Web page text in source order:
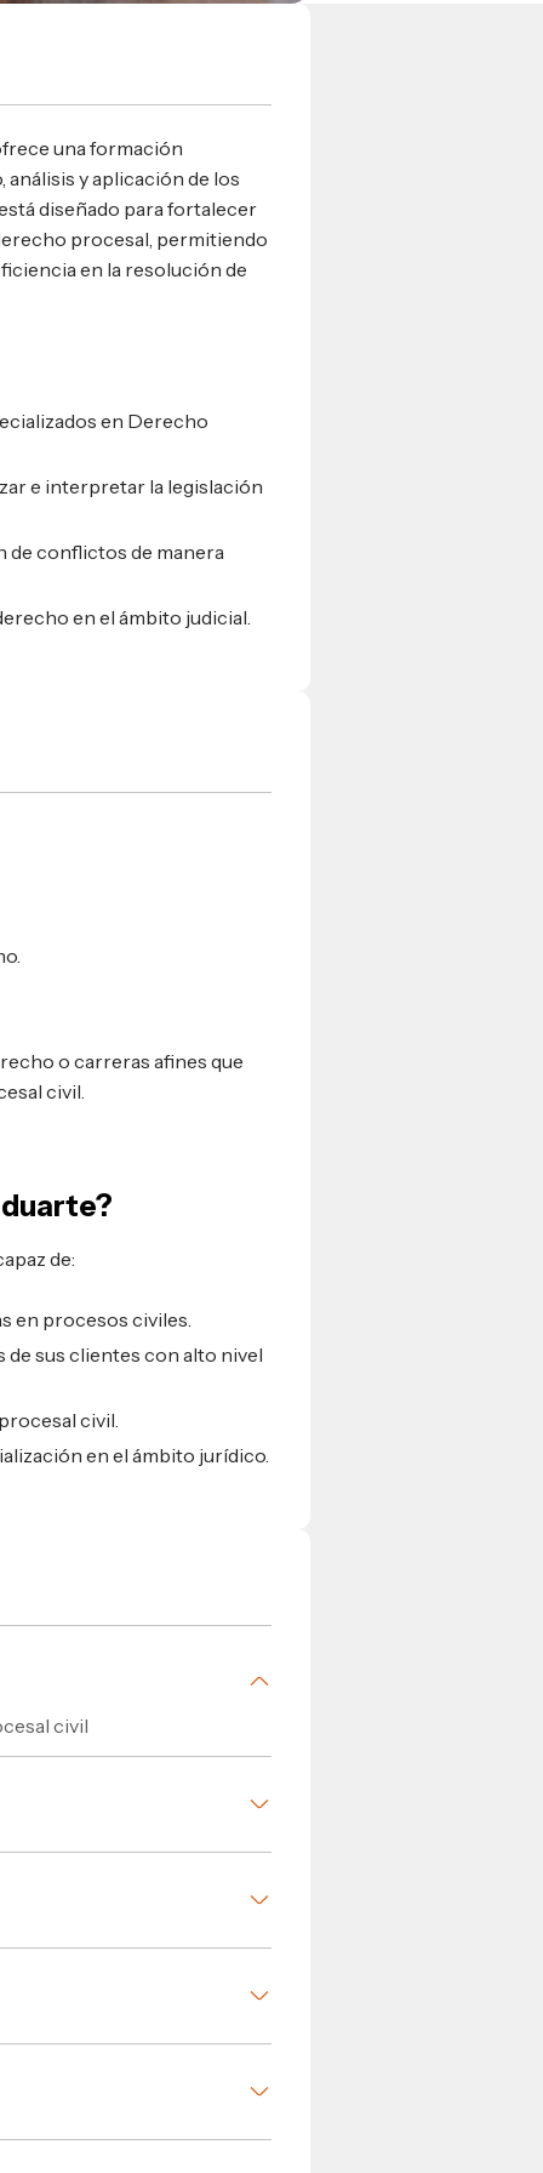
una formación
análisis y aplicación de los
diseñado para fortalecer
procesal, permitiendo
en la resolución de
en Derecho
e interpretar la legislación
de conflictos de manera
en el ámbito judicial.
o carreras afines que
civil.
de:
en procesos civiles.
sus clientes con alto nivel
civil.
en el ámbito jurídico.
civil
Jurídica
civil